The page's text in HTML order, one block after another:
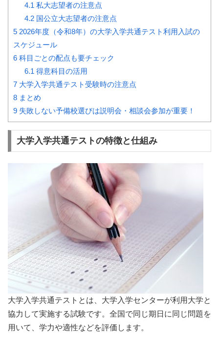
4.1 私大志望者の注意点
4.2国公立大志望者の注意点
5 2026年度（令和8年）の大学入学共通テスト利用入試の
スケジュール
6 科目ごとの配点も要チェック
6.1 得意科目の活用
7 大学入学共通テスト受験時の注意点
8 まとめ
9 失敗しない予備校選びは説明会・相談会参加が重要！
大学入学共通テストの特徴と仕組み
大学入学共通テストとは、大学入学センターが利用大学と
協力して実施する試験です。全国で同じ期日に同じ問題を
用いて、学力や適性などを評価します。